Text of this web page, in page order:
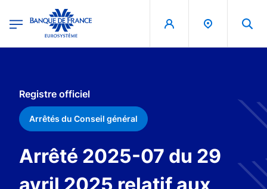
Banque de France - Menu Principal
Registre officiel
Arrêtés du Conseil général
Arrêté 2025-07 du 29